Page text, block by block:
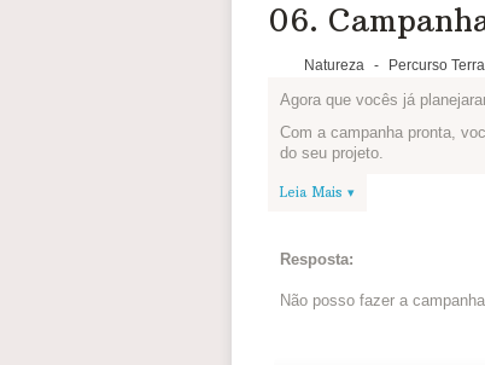
06.
Natureza - Percurso Terra
Agora que vocês já
Com a campanha pronta,
do seu projeto.
Poste abaixo uma foto que
Leia Mais ▾
Resposta:
Não posso fazer a